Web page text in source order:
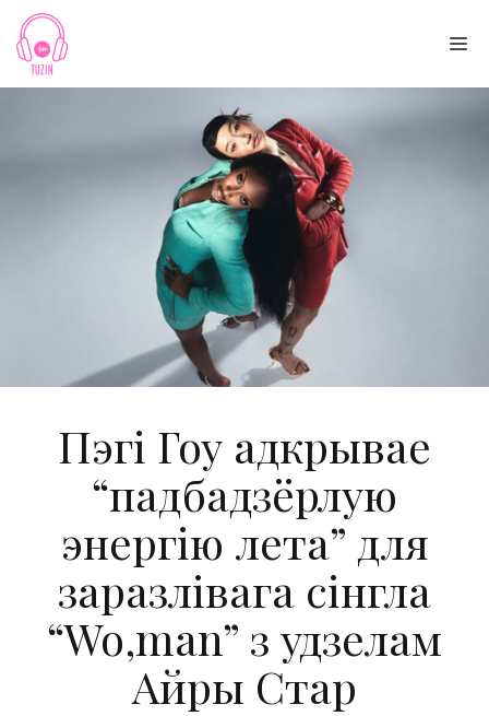
Skip
content
Пэгі Гоу адкрывае
“падбадзёрлую
энергію лета” для
заразлівага сінгла
“Wo,man” з удзелам
Айры Стар